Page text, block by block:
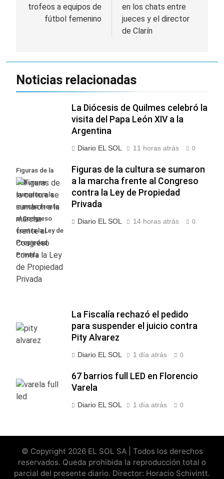
entradas
trofeos a equipos de
fútbol femenino
en los chats entre
jueces y el director
de Clarín
Noticias relacionadas
La Diócesis de Quilmes celebró la
visita del Papa León XIV a la
Argentina
Diario EL SOL 11 horas atrás 0
Figuras de la
cultura se
sumaron a la
marcha frente
al Congreso
contra la Ley de
Propiedad
Privada
Figuras de la cultura se sumaron
a la marcha frente al Congreso
contra la Ley de Propiedad
Privada
Diario EL SOL 14 horas atrás 0
La Fiscalía rechazó el pedido
para suspender el juicio contra
Pity Alvarez
Diario EL SOL 1 día atrás 0
67 barrios full LED en Florencio
Varela
Diario EL SOL 1 día atrás 0
© Copyright 2026 EL SOL SA | Todos los derechos
reservados. Queda prohibida la reproducción total o
parcial del presente diario. Director: Horacio Schivintt.